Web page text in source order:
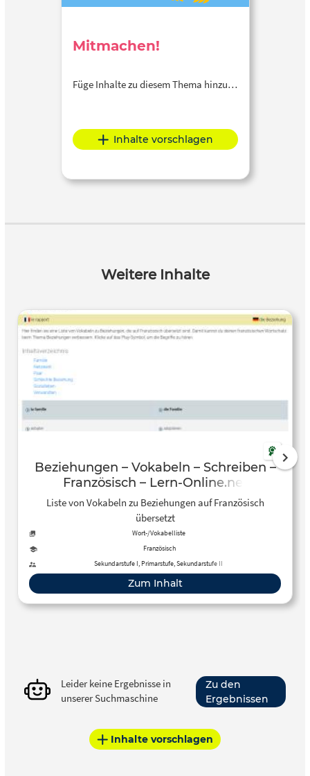
Mitmachen!
Füge Inhalte zu diesem Thema hinzu…
Inhalte vorschlagen
Weitere Inhalte
Beziehungen – Vokabeln – Schreiben –
Französisch – Lern-Online.net
Liste von Vokabeln zu Beziehungen auf Französisch
übersetzt
Wort-/Vokabelliste
Französisch
Sekundarstufe I, Primarstufe, Sekundarstufe II
Zum Inhalt
Leider keine Ergebnisse in
unserer Suchmaschine
Zu den
Ergebnissen
Inhalte vorschlagen